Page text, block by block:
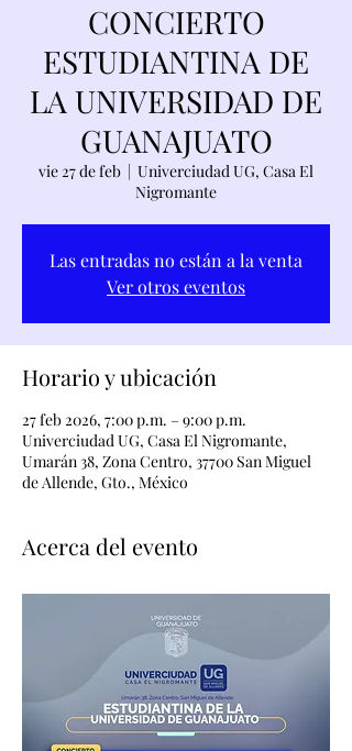
CONCIERTO
ESTUDIANTINA DE
LA UNIVERSIDAD DE
GUANAJUATO
vie 27 de feb
  |
Univerciudad UG, Casa El
Nigromante
Las entradas no están a la venta
Ver otros eventos
Horario y ubicación
27 feb 2026, 7:00 p.m. – 9:00 p.m.
Univerciudad UG, Casa El Nigromante,
Umarán 38, Zona Centro, 37700 San Miguel
de Allende, Gto., México
Acerca del evento